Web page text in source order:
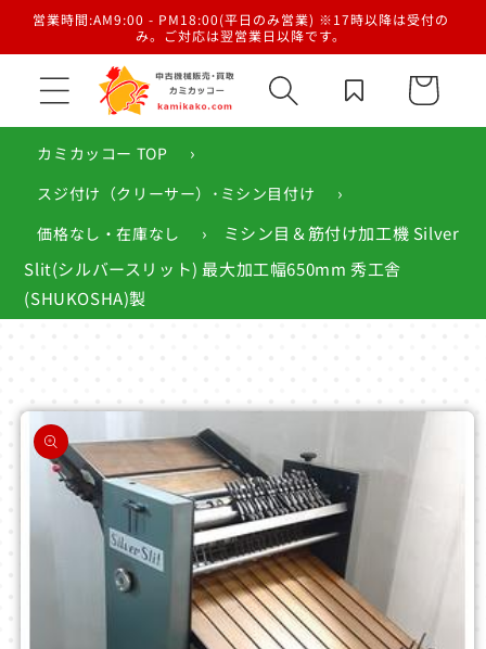
ンツに
営業時間:AM9:00 - PM18:00(平日のみ営業) ※17時以降は受付の
み。ご対応は翌営業日以降です。
カ
ー
カミカッコー TOP
›
スジ付け（クリーサー）･ミシン目付け ›
価格なし・在庫なし ›
ミシン目＆筋付け加工機 Silver
Slit(シルバースリット) 最大加工幅650mm 秀工舎
(SHUKOSHA)製
商品情
報にス
キップ